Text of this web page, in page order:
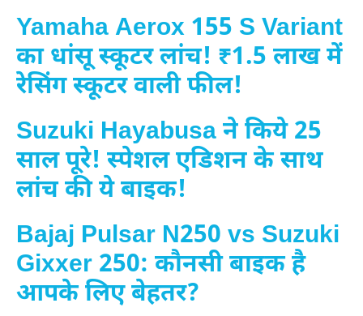
Yamaha Aerox 155 S Variant
का धांसू स्कूटर लांच! ₹1.5 लाख में
रेसिंग स्कूटर वाली फील!
Suzuki Hayabusa ने किये 25
साल पूरे! स्पेशल एडिशन के साथ
लांच की ये बाइक!
Bajaj Pulsar N250 vs Suzuki
Gixxer 250: कौनसी बाइक है
आपके लिए बेहतर?